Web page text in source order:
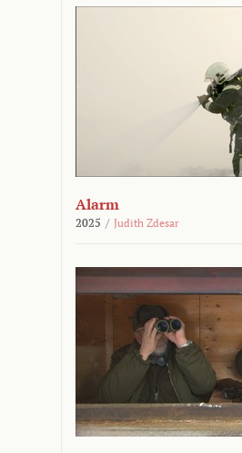
Alarm
2025 / Judith Zdesar